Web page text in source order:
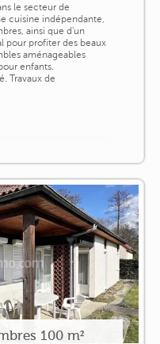
le secteur de
cuisine indépendante,
ainsi que d'un
pour profiter des beaux
aménageables
enfants.
Travaux de
100 m²